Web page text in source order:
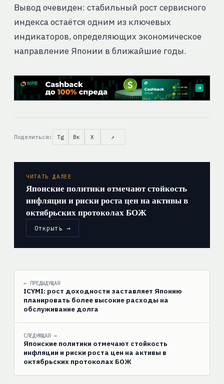
Вывод очевиден: стабильный рост сервисного
индекса остаётся одним из ключевых
индикаторов, определяющих экономическое
направление Японии в ближайшие годы.
Поделиться: Tg Вк X ↗
ЧИТАТЬ ДАЛЕЕ
Японские политики отмечают стойкость
инфляции и риски роста цен на активы в
октябрьских протоколах БОЖ
Открыть →
← ПРЕДЫДУЩАЯ
ICYMI: рост доходности заставляет Японию
планировать более высокие расходы на
обслуживание долга
СЛЕДУЮЩАЯ →
Японские политики отмечают стойкость
инфляции и риски роста цен на активы в
октябрьских протоколах БОЖ